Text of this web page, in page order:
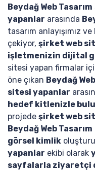
Beydağ Web Tasarım
yapanlar arasında
tasarım anlayışımız
çekiyor, şirket web
işletmenizin dijital
sitesi yapan firmalar
öne çıkan Beydağ
sitesi yapanlar
hedef kitlenizle
projede şirket web
Beydağ Web Tasarım
görsel kimlik
yapanlar ekibi olarak
sayfalarla ziyaretçi